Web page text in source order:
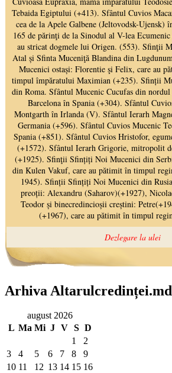
Arhiva Altarulcredinței.md
august 2026
L Ma Mi J V S D
1
2
3
4 5 6 7 8
9
10 11 12 13 14 15 16